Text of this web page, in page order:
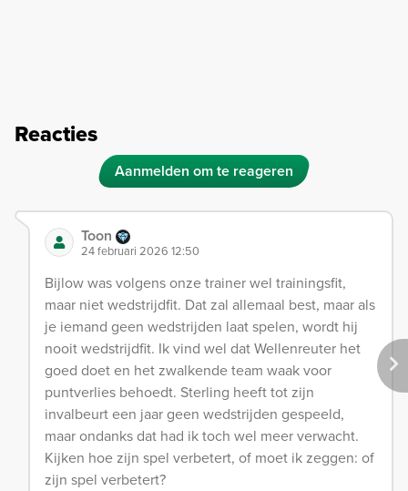
Reacties
Aanmelden om te reageren
Toon
24 februari 2026 12:50
Bijlow was volgens onze trainer wel trainingsfit,
maar niet wedstrijdfit. Dat zal allemaal best, maar als
je iemand geen wedstrijden laat spelen, wordt hij
nooit wedstrijdfit. Ik vind wel dat Wellenreuter het
goed doet en het zwalkende team waak voor
puntverlies behoedt. Sterling heeft tot zijn
invalbeurt een jaar geen wedstrijden gespeeld,
maar ondanks dat had ik toch wel meer verwacht.
Kijken hoe zijn spel verbetert, of moet ik zeggen: of
zijn spel verbetert?